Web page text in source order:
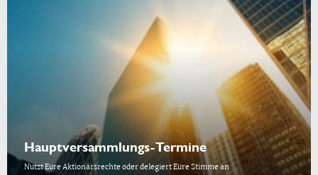
Hauptversammlungs-Termine
Nutzt Eure Aktionärsrechte oder delegiert Eure Stimme an